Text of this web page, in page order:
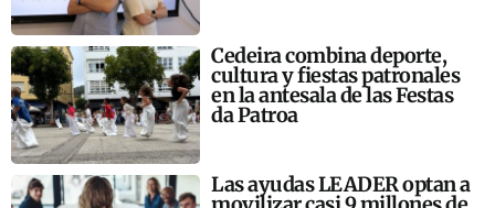
Cedeira combina deporte,
cultura y fiestas patronales
en la antesala de las Festas
da Patroa
Las ayudas LEADER optan a